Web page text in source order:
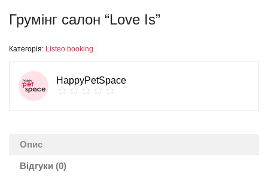
Грумінг салон “Love Is”
Категорія: Listeo booking
HappyPetSpace
Опис
Відгуки (0)